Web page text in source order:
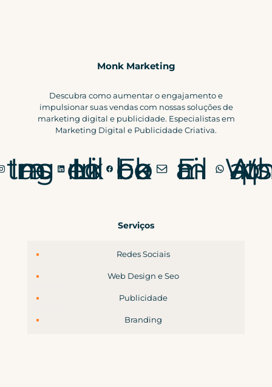
Monk Marketing
Descubra como aumentar o engajamento e
impulsionar suas vendas com nossas soluções de
marketing digital e publicidade. Especialistas em
Marketing Digital e Publicidade Criativa.
Instagram LinkedIn Facebook E-mail WhatsApp
Serviços
Redes Sociais
Web Design e Seo
Publicidade
Branding